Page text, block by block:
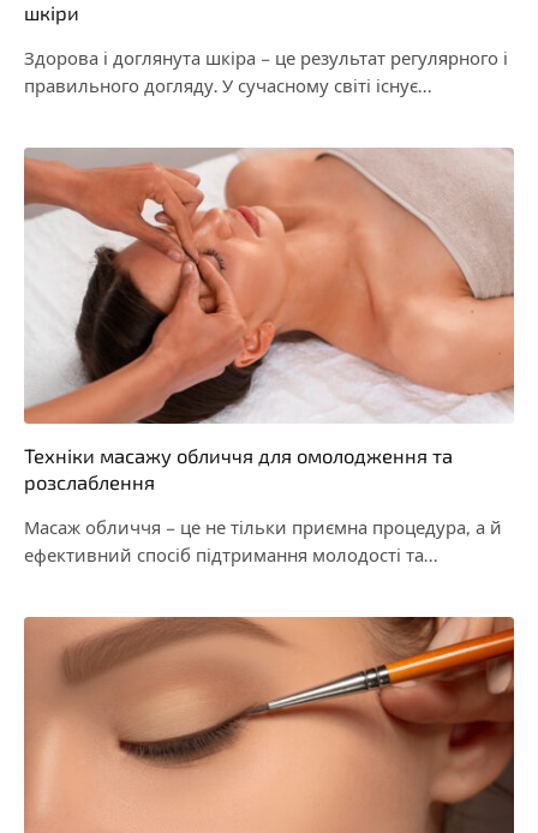
шкіри
Здорова і доглянута шкіра – це результат регулярного і
правильного догляду. У сучасному світі існує…
Техніки масажу обличчя для омолодження та
розслаблення
Масаж обличчя – це не тільки приємна процедура, а й
ефективний спосіб підтримання молодості та…